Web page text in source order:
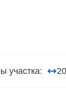
участка: